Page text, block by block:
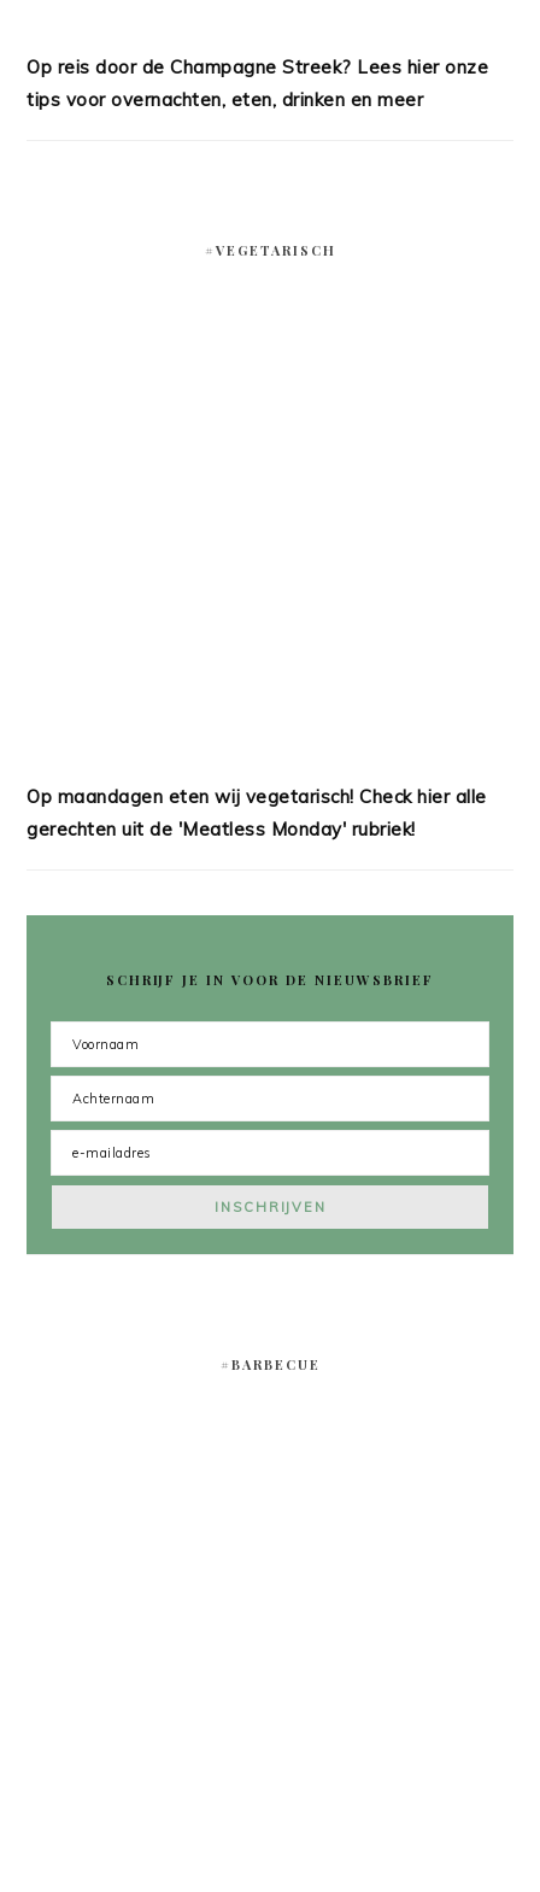
Op reis door de Champagne Streek? Lees hier onze
tips voor overnachten, eten, drinken en meer
#VEGETARISCH
Op maandagen eten wij vegetarisch! Check hier alle
gerechten uit de 'Meatless Monday' rubriek!
SCHRIJF JE IN VOOR DE NIEUWSBRIEF
#BARBECUE